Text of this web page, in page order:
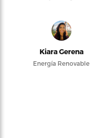
Kiara Gerena
Energía Renovable